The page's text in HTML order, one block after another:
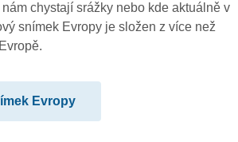
chystají srážky nebo kde aktuálně v
snímek Evropy je složen z více než
Evropy